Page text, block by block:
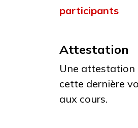
participants
Attestation
Une attestation
cette dernière
aux cours.